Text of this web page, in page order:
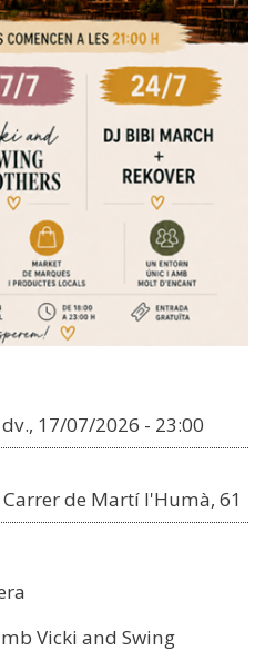
dv., 17/07/2026 - 23:00
de Martí l'Humà, 61
Vicki and Swing